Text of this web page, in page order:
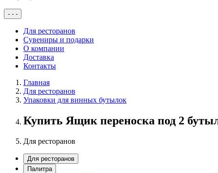
- - -
Для ресторанов
Сувениры и подарки
О компании
Доставка
Контакты
Главная
Для ресторанов
Упаковки для винных бутылок
Купить Ящик переноска под 2
Для ресторанов
Для ресторанов
Палитра